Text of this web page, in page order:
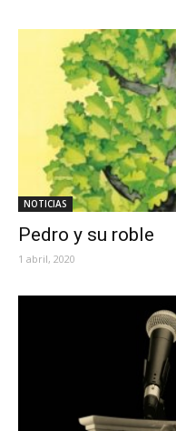
NOTICIAS
Pedro y su roble
1 abril, 2020